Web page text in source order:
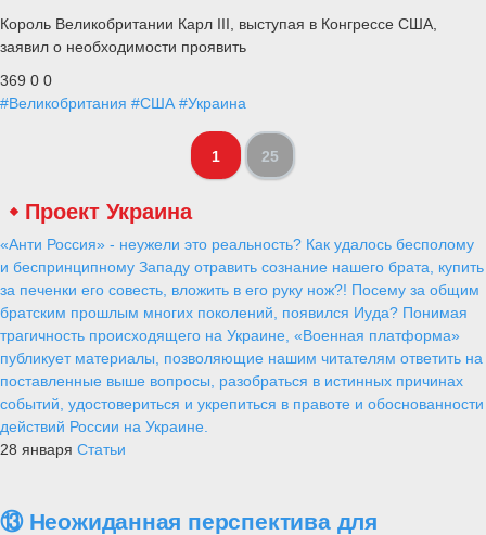
Король Великобритании Карл III, выступая в Конгрессе США,
заявил о необходимости проявить
369 0 0
#Великобритания #США #Украина
1 25
Проект Украина
«Анти Россия» - неужели это реальность? Как удалось бесполому
и беспринципному Западу отравить сознание нашего брата, купить
за печенки его совесть, вложить в его руку нож?! Посему за общим
братским прошлым многих поколений, появился Иуда? Понимая
трагичность происходящего на Украине, «Военная платформа»
публикует материалы, позволяющие нашим читателям ответить на
поставленные выше вопросы, разобраться в истинных причинах
событий, удостовериться и укрепиться в правоте и обоснованности
действий России на Украине.
28 января Статьи
⑬ Неожиданная перспектива для